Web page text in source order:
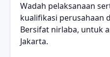
Wadah pelaksanaan
kualifikasi perusahaan
Bersifat nirlaba, untuk
Jakarta.